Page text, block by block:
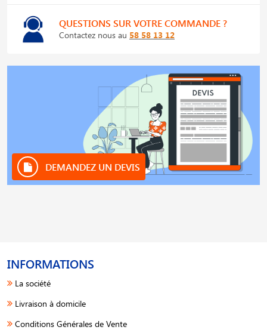
QUESTIONS SUR VOTRE COMMANDE ?
Contactez nous au 58 58 13 12
DEMANDEZ UN DEVIS
INFORMATIONS
La société
Livraison à domicile
Conditions Générales de Vente